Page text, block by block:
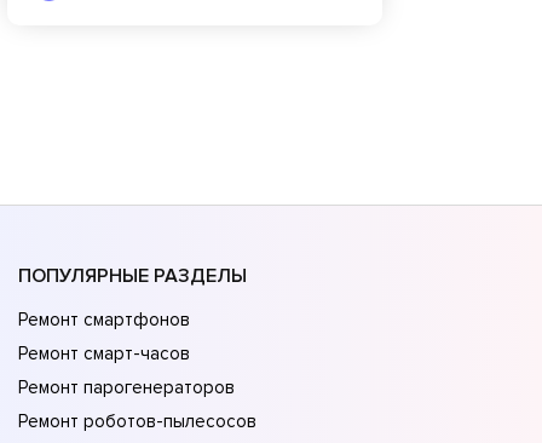
ПОПУЛЯРНЫЕ РАЗДЕЛЫ
Ремонт смартфонов
Ремонт смарт-часов
Ремонт парогенераторов
Ремонт роботов-пылесосов